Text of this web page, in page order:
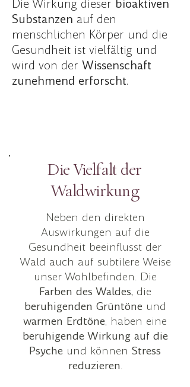
Die Wirkung dieser bioaktiven
Substanzen auf den
menschlichen Körper und die
Gesundheit ist vielfältig und
wird von der Wissenschaft
zunehmend erforscht.
Die Vielfalt der
Waldwirkung
Neben den direkten
Auswirkungen auf die
Gesundheit beeinflusst der
Wald auch auf subtilere Weise
unser Wohlbefinden. Die
Farben des Waldes, die
beruhigenden Grüntöneund
warmen Erdtöne, haben eine
beruhigende Wirkung auf die
Psyche und können Stress
reduzieren.